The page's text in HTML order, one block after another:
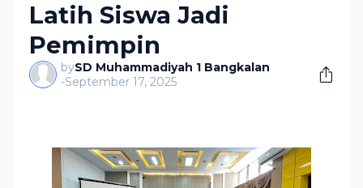
Latih Siswa Jadi
Pemimpin
bySD Muhammadiyah 1 Bangkalan
-September 17, 2025